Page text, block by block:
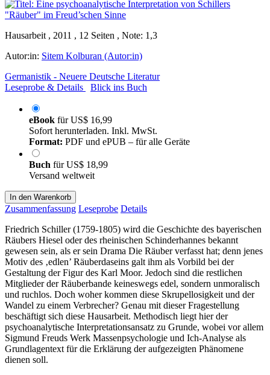
Hausarbeit , 2011 , 12 Seiten , Note: 1,3
Autor:in: Sitem Kolburan (Autor:in)
Germanistik - Neuere Deutsche Literatur
Leseprobe & Details
Blick ins Buch
eBook fürUS$ 16,99
Sofort herunterladen. Inkl. MwSt.
Format: PDF und ePUB – für alle Geräte
Buch fürUS$ 18,99
Versand weltweit
In den Warenkorb
Zusammenfassung Leseprobe Details
Friedrich Schiller (1759-1805) wird die Geschichte des bayerischen
Räubers Hiesel oder des rheinischen Schinderhannes bekannt
gewesen sein, als er sein Drama Die Räuber verfasst hat; denn jenes
Motiv des ‚edlen’ Räuberdaseins galt ihm als Vorbild bei der
Gestaltung der Figur des Karl Moor. Jedoch sind die restlichen
Mitglieder der Räuberbande keineswegs edel, sondern unmoralisch
und ruchlos. Doch woher kommen diese Skrupellosigkeit und der
Wandel zu einem Verbrecher? Genau mit dieser Fragestellung
beschäftigt sich diese Hausarbeit. Methodisch liegt hier der
psychoanalytische Interpretationsansatz zu Grunde, wobei vor allem
Sigmund Freuds Werk Massenpsychologie und Ich-Analyse als
Grundlagentext für die Erklärung der aufgezeigten Phänomene
dienen soll.